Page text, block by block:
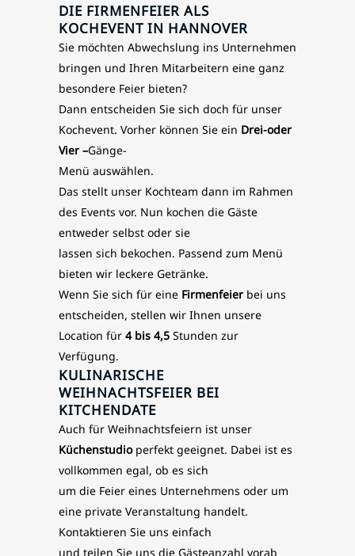
DIE FIRMENFEIER ALS
KOCHEVENT IN HANNOVER
Sie möchten Abwechslung ins Unternehmen
bringen und Ihren Mitarbeitern eine ganz
besondere Feier bieten?
Dann entscheiden Sie sich doch für unser
Kochevent. Vorher können Sie ein Drei-oder
Vier –Gänge-
Menü auswählen.
Das stellt unser Kochteam dann im Rahmen
des Events vor. Nun kochen die Gäste
entweder selbst oder sie
lassen sich bekochen. Passend zum Menü
bieten wir leckere Getränke.
Wenn Sie sich für eine Firmenfeier bei uns
entscheiden, stellen wir Ihnen unsere
Location für 4 bis 4,5 Stunden zur
Verfügung.
KULINARISCHE
WEIHNACHTSFEIER BEI
KITCHENDATE
Auch für Weihnachtsfeiern ist unser
Küchenstudioperfekt geeignet. Dabei ist es
vollkommen egal, ob es sich
um die Feier eines Unternehmens oder um
eine private Veranstaltung handelt.
Kontaktieren Sie uns einfach
und teilen Sie uns die Gästeanzahl vorab